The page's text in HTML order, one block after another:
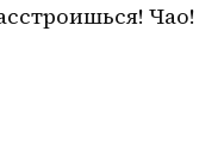
Чао!